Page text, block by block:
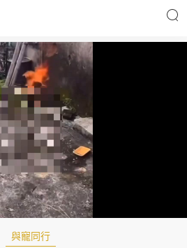
時事財經
優享生活
會員活動
與寵同行